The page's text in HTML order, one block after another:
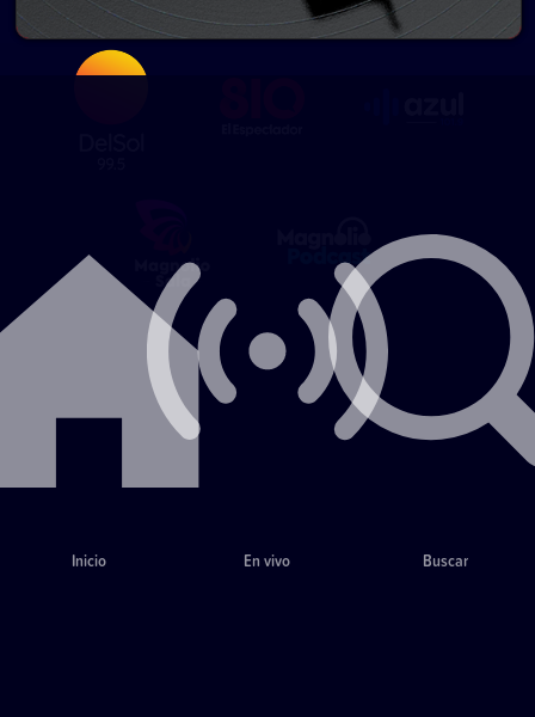
Inicio En vivo Buscar